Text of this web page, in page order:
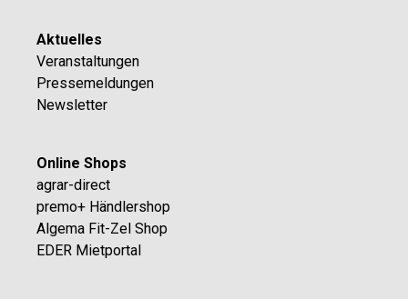
Aktuelles
Veranstaltungen
Pressemeldungen
Newsletter
Online Shops
agrar-direct
premo+ Händlershop
Algema Fit-Zel Shop
EDER Mietportal